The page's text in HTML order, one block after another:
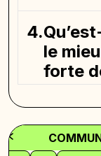
le
forte
Quel